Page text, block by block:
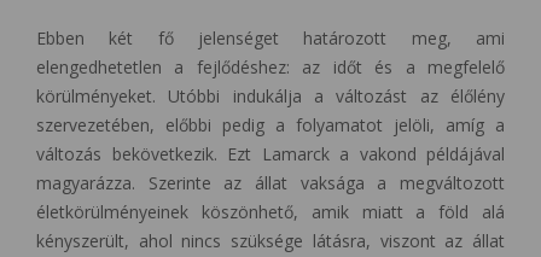
Ebben két fő jelenséget határozott meg, ami
elengedhetetlen a fejlődéshez: az időt és a megfelelő
körülményeket. Utóbbi indukálja a változást az élőlény
szervezetében, előbbi pedig a folyamatot jelöli, amíg a
változás bekövetkezik. Ezt Lamarck a vakond példájával
magyarázza. Szerinte az állat vaksága a megváltozott
életkörülményeinek köszönhető, amik miatt a föld alá
kényszerült, ahol nincs szüksége látásra, viszont az állat